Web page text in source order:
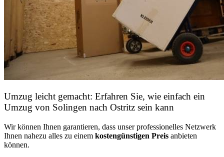
Umzug leicht gemacht: Erfahren Sie, wie einfach ein
Umzug von Solingen nach Ostritz sein kann
Wir können Ihnen garantieren, dass unser professionelles Netzwerk
Ihnen nahezu alles zu einem kostengünstigen Preis anbieten
können.